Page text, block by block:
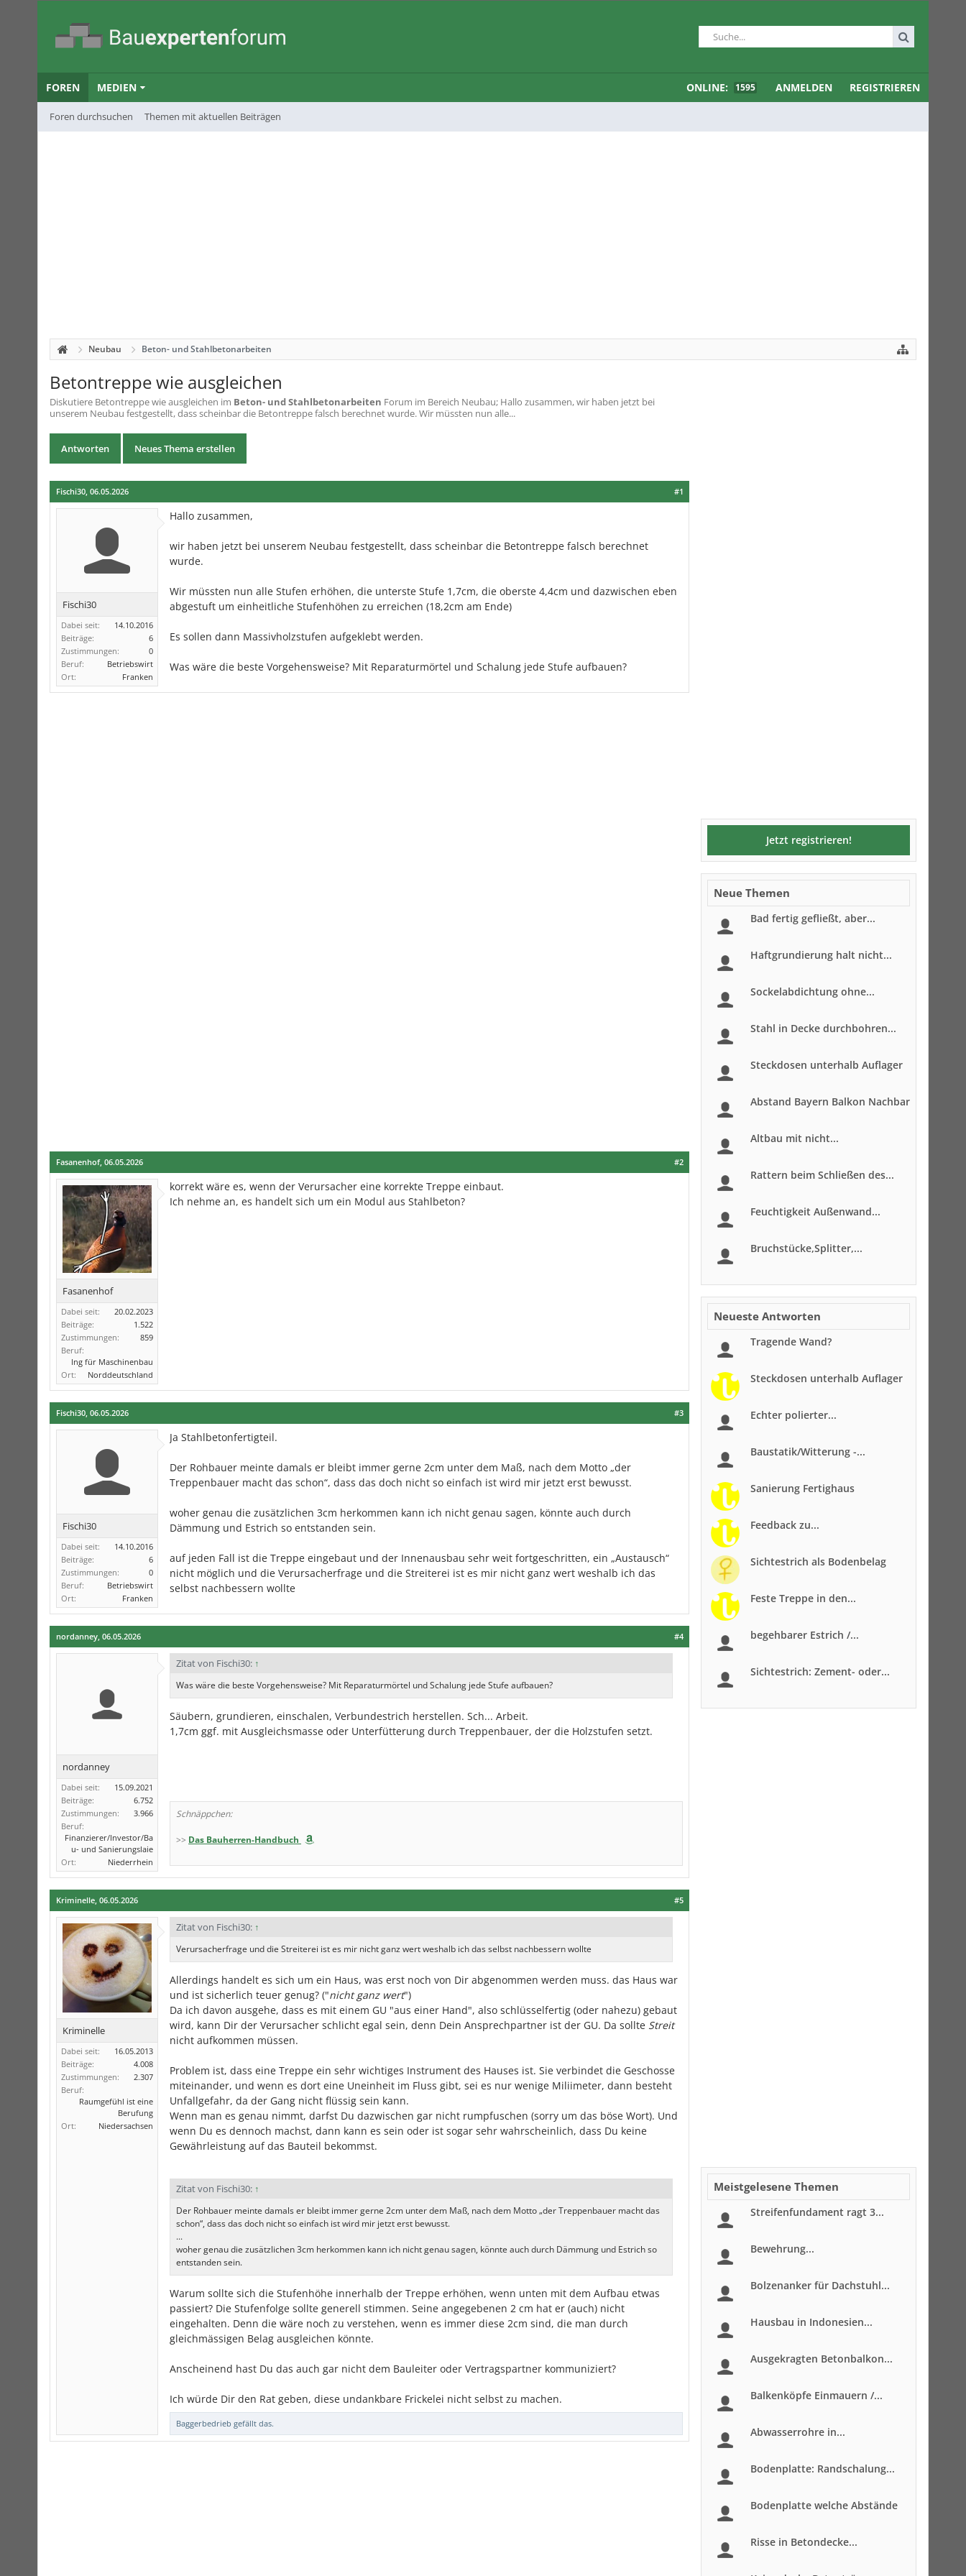
FOREN
Foren durchsuchen Themen mit aktuellen Beiträgen
MEDIEN ONLINE: 1595 ANMELDEN REGISTRIEREN
Neubau Beton- und Stahlbetonarbeiten
Betontreppe wie ausgleichen
Diskutiere Betontreppe wie ausgleichen im Beton- und Stahlbetonarbeiten Forum im Bereich Neubau; Hallo zusammen, wir haben jetzt bei
unserem Neubau festgestellt, dass scheinbar die Betontreppe falsch berechnet wurde. Wir müssten nun alle...
Antworten Neues Thema erstellen
#1
Fischi30, 06.05.2026
Fischi30
Dabei seit:
14.10.2016
Beiträge:
6
Zustimmungen:
0
Beruf:
Betriebswirt
Ort:
Franken
Hallo zusammen,
wir haben jetzt bei unserem Neubau festgestellt, dass scheinbar die Betontreppe falsch berechnet
wurde.
Wir müssten nun alle Stufen erhöhen, die unterste Stufe 1,7cm, die oberste 4,4cm und dazwischen eben
abgestuft um einheitliche Stufenhöhen zu erreichen (18,2cm am Ende)
Es sollen dann Massivholzstufen aufgeklebt werden.
Was wäre die beste Vorgehensweise? Mit Reparaturmörtel und Schalung jede Stufe aufbauen?
#2
Fasanenhof, 06.05.2026
Fasanenhof
Dabei seit:
20.02.2023
Beiträge:
1.522
Zustimmungen:
859
Beruf:
Ing für Maschinenbau
Ort:
Norddeutschland
korrekt wäre es, wenn der Verursacher eine korrekte Treppe einbaut.
Ich nehme an, es handelt sich um ein Modul aus Stahlbeton?
#3
Fischi30, 06.05.2026
Fischi30
Dabei seit:
14.10.2016
Beiträge:
6
Zustimmungen:
0
Beruf:
Betriebswirt
Ort:
Franken
Ja Stahlbetonfertigteil.
Der Rohbauer meinte damals er bleibt immer gerne 2cm unter dem Maß, nach dem Motto „der
Treppenbauer macht das schon“, dass das doch nicht so einfach ist wird mir jetzt erst bewusst.
woher genau die zusätzlichen 3cm herkommen kann ich nicht genau sagen, könnte auch durch
Dämmung und Estrich so entstanden sein.
auf jeden Fall ist die Treppe eingebaut und der Innenausbau sehr weit fortgeschritten, ein „Austausch“
nicht möglich und die Verursacherfrage und die Streiterei ist es mir nicht ganz wert weshalb ich das
selbst nachbessern wollte
#4
nordanney, 06.05.2026
nordanney
Dabei seit:
15.09.2021
Beiträge:
6.752
Zustimmungen:
3.966
Beruf:
Finanzierer/Investor/Ba
u- und Sanierungslaie
Ort:
Niederrhein
Zitat von Fischi30: ↑
Was wäre die beste Vorgehensweise? Mit Reparaturmörtel und Schalung jede Stufe aufbauen?
Säubern, grundieren, einschalen, Verbundestrich herstellen. Sch... Arbeit.
1,7cm ggf. mit Ausgleichsmasse oder Unterfütterung durch Treppenbauer, der die Holzstufen setzt.
Schnäppchen:
>> Das Bauherren-Handbuch
#5
Kriminelle, 06.05.2026
Kriminelle
Dabei seit:
16.05.2013
Beiträge:
4.008
Zustimmungen:
2.307
Beruf:
Raumgefühl ist eine
Berufung
Ort:
Niedersachsen
Zitat von Fischi30: ↑
Verursacherfrage und die Streiterei ist es mir nicht ganz wert weshalb ich das selbst nachbessern wollte
Allerdings handelt es sich um ein Haus, was erst noch von Dir abgenommen werden muss. das Haus war
und ist sicherlich teuer genug? ("nicht ganz wert")
Da ich davon ausgehe, dass es mit einem GU "aus einer Hand", also schlüsselfertig (oder nahezu) gebaut
wird, kann Dir der Verursacher schlicht egal sein, denn Dein Ansprechpartner ist der GU. Da sollte Streit
nicht aufkommen müssen.
Problem ist, dass eine Treppe ein sehr wichtiges Instrument des Hauses ist. Sie verbindet die Geschosse
miteinander, und wenn es dort eine Uneinheit im Fluss gibt, sei es nur wenige Miliimeter, dann besteht
Unfallgefahr, da der Gang nicht flüssig sein kann.
Wenn man es genau nimmt, darfst Du dazwischen gar nicht rumpfuschen (sorry um das böse Wort). Und
wenn Du es dennoch machst, dann kann es sein oder ist sogar sehr wahrscheinlich, dass Du keine
Gewährleistung auf das Bauteil bekommst.
Zitat von Fischi30: ↑
Der Rohbauer meinte damals er bleibt immer gerne 2cm unter dem Maß, nach dem Motto „der Treppenbauer macht das
schon“, dass das doch nicht so einfach ist wird mir jetzt erst bewusst.
...
woher genau die zusätzlichen 3cm herkommen kann ich nicht genau sagen, könnte auch durch Dämmung und Estrich so
entstanden sein.
Warum sollte sich die Stufenhöhe innerhalb der Treppe erhöhen, wenn unten mit dem Aufbau etwas
passiert? Die Stufenfolge sollte generell stimmen. Seine angegebenen 2 cm hat er (auch) nicht
eingehalten. Denn die wäre noch zu verstehen, wenn es immer diese 2cm sind, die man durch
gleichmässigen Belag ausgleichen könnte.
Anscheinend hast Du das auch gar nicht dem Bauleiter oder Vertragspartner kommuniziert?
Ich würde Dir den Rat geben, diese undankbare Frickelei nicht selbst zu machen.
Baggerbedrieb gefällt das.
Jetzt registrieren!
Neue Themen
Bad fertig gefließt, aber...
Haftgrundierung halt nicht...
Sockelabdichtung ohne...
Stahl in Decke durchbohren...
Steckdosen unterhalb Auflager
Abstand Bayern Balkon Nachbar
Altbau mit nicht...
Rattern beim Schließen des...
Feuchtigkeit Außenwand...
Bruchstücke,Splitter,...
Neueste Antworten
Tragende Wand?
Steckdosen unterhalb Auflager
Echter polierter...
Baustatik/Witterung -...
Sanierung Fertighaus
Feedback zu...
Sichtestrich als Bodenbelag
Feste Treppe in den...
begehbarer Estrich /...
Sichtestrich: Zement- oder...
Meistgelesene Themen
Streifenfundament ragt 3...
Bewehrung...
Bolzenanker für Dachstuhl...
Hausbau in Indonesien...
Ausgekragten Betonbalkon...
Balkenköpfe Einmauern /...
Abwasserrohre in...
Bodenplatte: Randschalung...
Bodenplatte welche Abstände
Risse in Betondecke...